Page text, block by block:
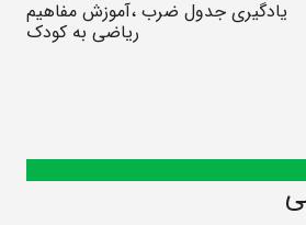
یادگیری جدول ضرب ،آموزش مفاهیم
ریاضی به کودک